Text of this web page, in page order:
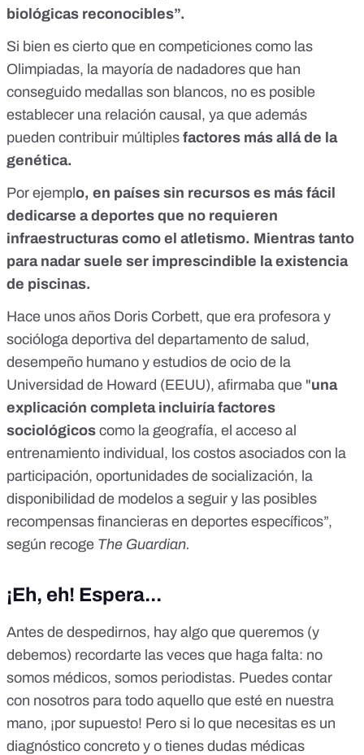
biológicas reconocibles”.
Si bien es cierto que en competiciones como las
Olimpiadas, la mayoría de nadadores que han
conseguido medallas son blancos, no es posible
establecer una relación causal, ya que además
pueden contribuir múltiples factores más allá de la
genética.
Por ejemplo, en países sin recursos es más fácil
dedicarse a deportes que no requieren
infraestructuras como el atletismo. Mientras tanto
para nadar suele ser imprescindible la existencia
de piscinas.
Hace unos años Doris Corbett, que era profesora y
socióloga deportiva del departamento de salud,
desempeño humano y estudios de ocio de la
Universidad de Howard (EEUU), afirmaba que "una
explicación completa incluiría factores
sociológicos como la geografía, el acceso al
entrenamiento individual, los costos asociados con la
participación, oportunidades de socialización, la
disponibilidad de modelos a seguir y las posibles
recompensas financieras en deportes específicos”,
según recoge The Guardian.
¡Eh, eh! Espera...
Antes de despedirnos, hay algo que queremos (y
debemos) recordarte las veces que haga falta: no
somos médicos, somos periodistas. Puedes contar
con nosotros para todo aquello que esté en nuestra
mano, ¡por supuesto! Pero si lo que necesitas es un
diagnóstico concreto y o tienes dudas médicas